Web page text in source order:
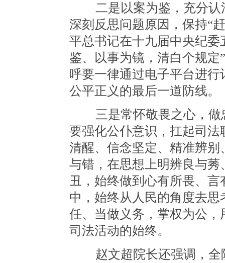
二是以案为鉴，充分认
深刻反思问题原因，保持“
平总书记在十九届中央纪
鉴、以事为镜，清白个规
呼要一律通过电子平台进
公平正义的最后一道防线。
三是常怀敬畏之心，做
要强化公仆意识，扛起司
清醒、信念坚定、精准辨
与错，在思想上明辨良与
丑，始终做到心有所畏、
中，始终从人民的角度去
任、当做义务，掌权为公
司法活动的始终。
赵文超院长还强调，全